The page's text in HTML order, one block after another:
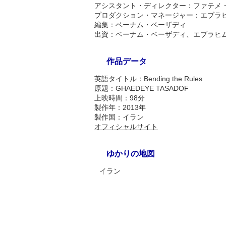
アシスタント・ディレクター：ファテメ
プロダクション・マネージャー：エブラ
編集：ベーナム・ベーザディ
出資：ベーナム・ベーザディ、エブラヒ
作品データ
英語タイトル：Bending the Rules
原題：GHAEDEYE TASADOF
上映時間：98分
製作年：2013年
製作国：イラン
オフィシャルサイト
ゆかりの地図
イラン